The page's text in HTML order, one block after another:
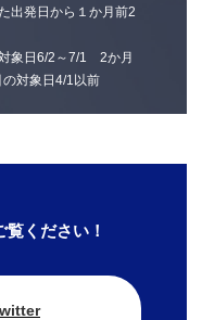
出発日から１か月前2
象日6/2～7/1 2か月
対象日4/1以前
ください！